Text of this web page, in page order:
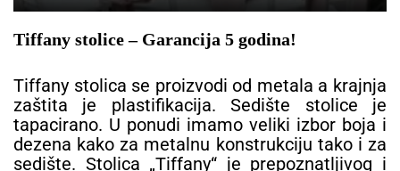
Tiffany stolice – Garancija 5 godina!
Tiffany stolica se proizvodi od metala a krajnja
zaštita je plastifikacija. Sedište stolice je
tapacirano. U ponudi imamo veliki izbor boja i
dezena kako za metalnu konstrukciju tako i za
sedište. Stolica „Tiffany“ je prepoznatljivog i